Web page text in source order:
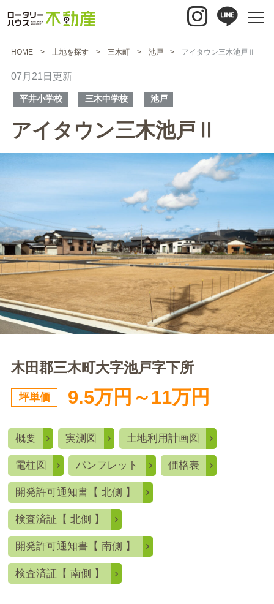
HOME 土地を探す 三木町 池戸 アイタウン三木池戸Ⅱ
07月21日更新
平井小学校 三木中学校 池戸
アイタウン三木池戸Ⅱ
木田郡三木町大字池戸字下所
坪単価 9.5万円～11万円
概要 実測図 土地利用計画図
電柱図 パンフレット 価格表
開発許可通知書【 北側 】
検査済証【 北側 】
開発許可通知書【 南側 】
検査済証【 南側 】